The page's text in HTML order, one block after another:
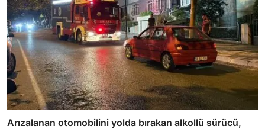
Arızalanan otomobilini yolda bırakan alkollü sürücü,